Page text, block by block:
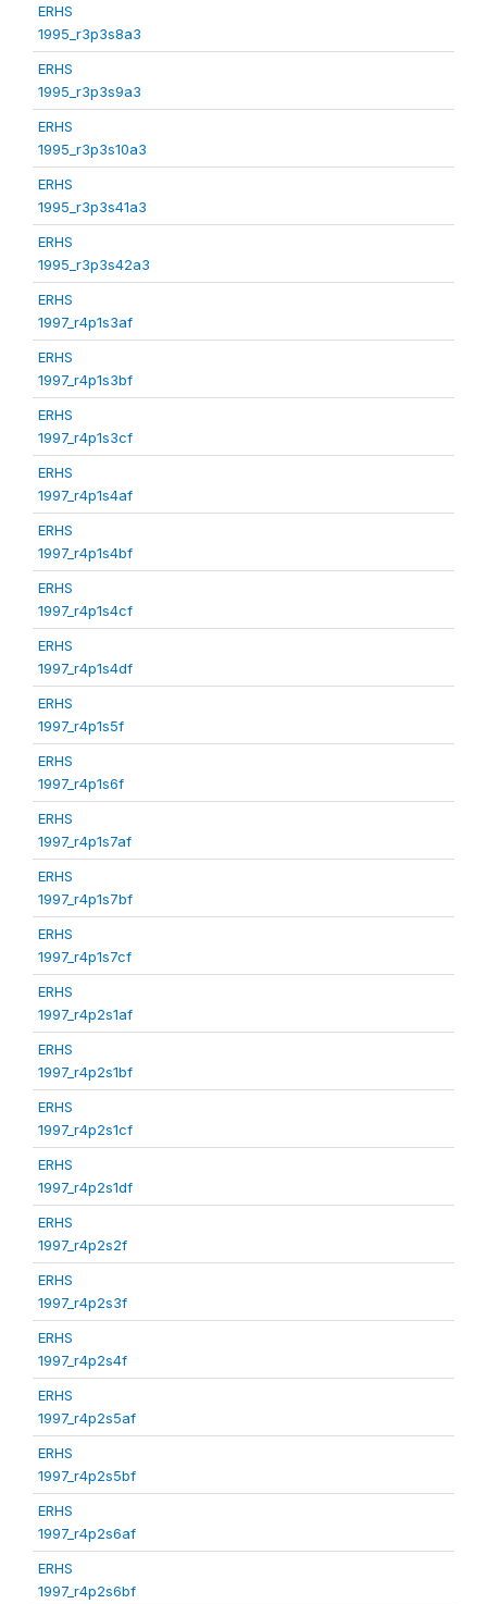
ERHS
1995_r3p3s8a3
ERHS
1995_r3p3s9a3
ERHS
1995_r3p3s10a3
ERHS
1995_r3p3s41a3
ERHS
1995_r3p3s42a3
ERHS
1997_r4p1s3af
ERHS
1997_r4p1s3bf
ERHS
1997_r4p1s3cf
ERHS
1997_r4p1s4af
ERHS
1997_r4p1s4bf
ERHS
1997_r4p1s4cf
ERHS
1997_r4p1s4df
ERHS
1997_r4p1s5f
ERHS
1997_r4p1s6f
ERHS
1997_r4p1s7af
ERHS
1997_r4p1s7bf
ERHS
1997_r4p1s7cf
ERHS
1997_r4p2s1af
ERHS
1997_r4p2s1bf
ERHS
1997_r4p2s1cf
ERHS
1997_r4p2s1df
ERHS
1997_r4p2s2f
ERHS
1997_r4p2s3f
ERHS
1997_r4p2s4f
ERHS
1997_r4p2s5af
ERHS
1997_r4p2s5bf
ERHS
1997_r4p2s6af
ERHS
1997_r4p2s6bf